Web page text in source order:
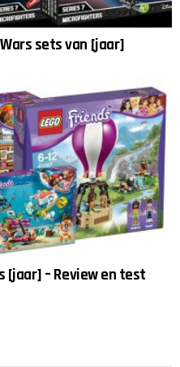
sets van [jaar]
[jaar] – Review en test